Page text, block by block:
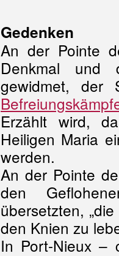
Gedenken
An der Pointe
Denkmal und
gewidmet, der
Erzählt wird,
Heiligen Maria
werden.
An der Pointe
den
übersetzten,
den Knien zu
In Port-Nieux –